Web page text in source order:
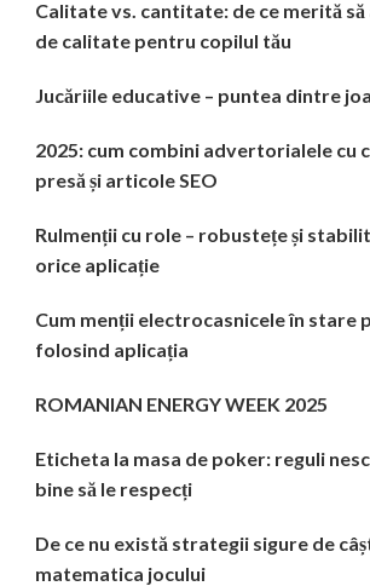
Calitate vs. cantitate: de ce merită
de calitate pentru copilul tău
Jucăriile educative – puntea dintre
2025: cum combini advertorialele cu
presă și articole SEO
Rulmenții cu role – robustețe și
orice aplicație
Cum menții electrocasnicele în stare
folosind aplicația
ROMANIAN ENERGY WEEK 2025
Eticheta la masa de poker: reguli
bine să le respecți
De ce nu există strategii sigure de
matematica jocului